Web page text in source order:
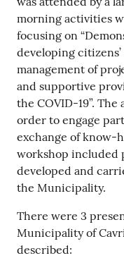
morning activities
focusing on
developing
management of
and supportive
the COVID-19”.
order to engage
exchange of know-
workshop included
developed and
the Municipality.
There were 3
Municipality of
described: